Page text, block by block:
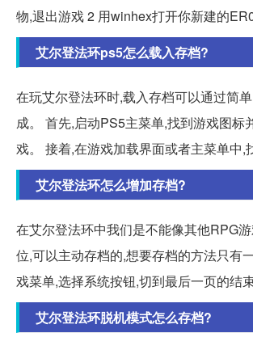
物,退出游戏 2 用winhex打开你新建的
艾尔登法环ps5怎么载入存档?
在玩艾尔登法环时,载入存档可以通过简
成。 首先,启动PS5主菜单,找到游戏图标
戏。 接着,在游戏加载界面或者主菜单中,找
艾尔登法环怎么增加存档?
在艾尔登法环中我们是不能像其他RPG
位,可以主动存档的,想要存档的方法只有
戏菜单,选择系统按钮,切到最后一页的结束
艾尔登法环脱机模式怎么存档?